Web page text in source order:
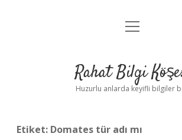
Anasayfa
Yasal Uyarı
menüyü
Rahat Bilgi
Huzurlu anlarda keyifli bilgiler
Etiket: Domates tür adı mı